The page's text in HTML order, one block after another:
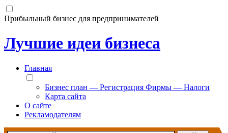
Прибыльный бизнес для предпринимателей
Лучшие идеи бизнеса
Главная
Бизнес план — Регистрация Фирмы — Налоги
Карта сайта
О сайте
Рекламодателям